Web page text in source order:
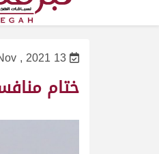
13 Nov , 2021
ختام